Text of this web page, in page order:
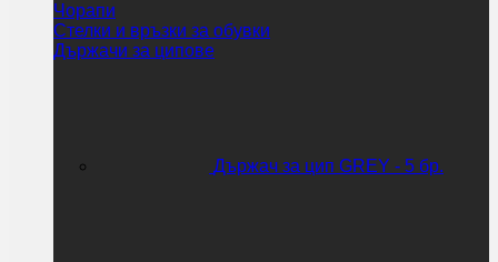
Чорапи
Стелки и връзки за обувки
Държачи за ципове
Държач за цип GREY - 5 бр.